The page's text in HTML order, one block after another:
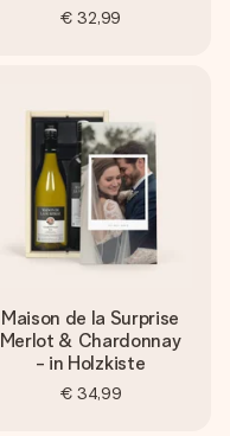
€ 32,99
Maison de la Surprise
Merlot & Chardonnay
- in Holzkiste
€ 34,99